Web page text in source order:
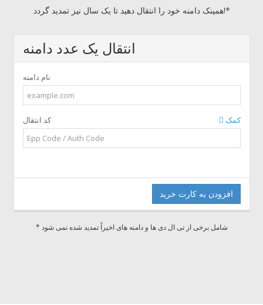
همینک دامنه خود را انتقال دهید تا یک سال نیز تمدید گردد!*
انتقال یک عدد دامنه
نام دامنه
کد انتقال کمک
افزودن به کارت خرید
* شامل برخی از تی ال دی ها و دامنه های اخیراً تمدید شده نمی شود